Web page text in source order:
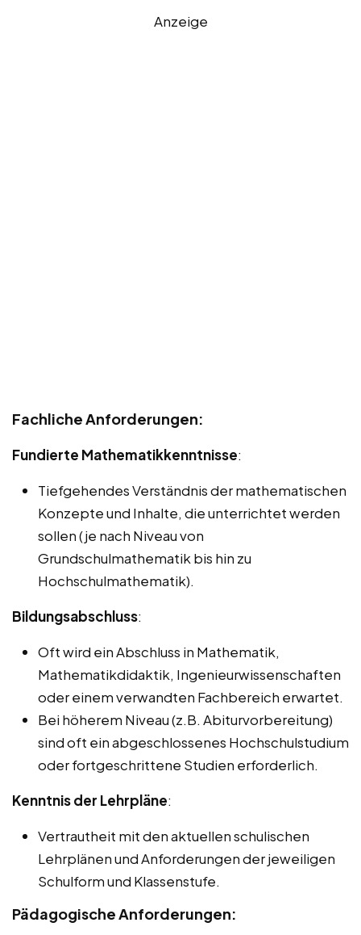
Anzeige
Fachliche Anforderungen:
Fundierte Mathematikkenntnisse:
Tiefgehendes Verständnis der mathematischen
Konzepte und Inhalte, die unterrichtet werden
sollen (je nach Niveau von
Grundschulmathematik bis hin zu
Hochschulmathematik).
Bildungsabschluss:
Oft wird ein Abschluss in Mathematik,
Mathematikdidaktik, Ingenieurwissenschaften
oder einem verwandten Fachbereich erwartet.
Bei höherem Niveau (z.B. Abiturvorbereitung)
sind oft ein abgeschlossenes Hochschulstudium
oder fortgeschrittene Studien erforderlich.
Kenntnis der Lehrpläne:
Vertrautheit mit den aktuellen schulischen
Lehrplänen und Anforderungen der jeweiligen
Schulform und Klassenstufe.
Pädagogische Anforderungen: